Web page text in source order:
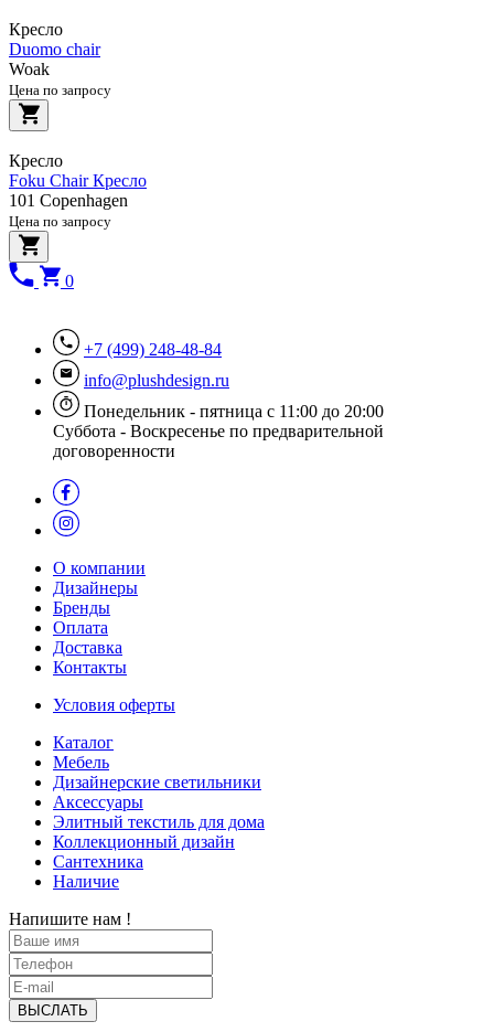
Кресло
Duomo chair
Woak
Цена по запросу
Кресло
Foku Chair Кресло
101 Copenhagen
Цена по запросу
0
+7 (499) 248-48-84
info@plushdesign.ru
Понедельник - пятница с 11:00 до 20:00
Суббота - Воскресенье по предварительной
договоренности
О компании
Дизайнеры
Бренды
Оплата
Доставка
Контакты
Условия оферты
Каталог
Мебель
Дизайнерские светильники
Аксессуары
Элитный текстиль для дома
Коллекционный дизайн
Сантехника
Наличие
Напишите нам !
ВЫСЛАТЬ